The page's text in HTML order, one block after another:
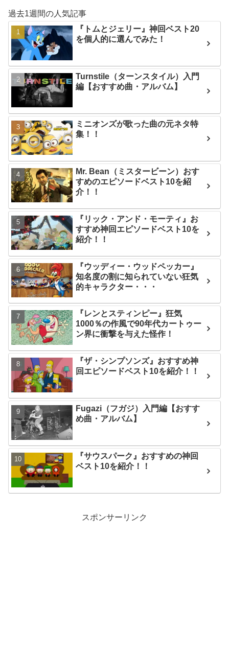
過去1週間の人気記事
『トムとジェリー』神回ベスト20
を個人的に選んでみた！
Turnstile（ターンスタイル）入門
編【おすすめ曲・アルバム】
ミニオンズが歌った曲の元ネタ特
集！！
Mr. Bean（ミスタービーン）おす
すめのエピソードベスト10を紹
介！！
『リック・アンド・モーティ』お
すすめ神回エピソードベスト10を
紹介！！
『ウッディー・ウッドペッカー』
知名度の割に知られていない狂気
的キャラクター・・・
『レンとスティンピー』狂気
1000％の作風で90年代カートゥー
ン界に衝撃を与えた怪作！
『ザ・シンプソンズ』おすすめ神
回エピソードベスト10を紹介！！
Fugazi（フガジ）入門編【おすす
め曲・アルバム】
『サウスパーク』おすすめの神回
ベスト10を紹介！！
スポンサーリンク